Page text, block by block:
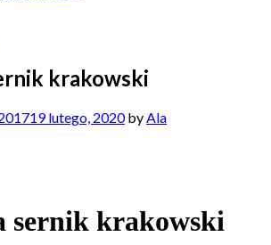
krakowski
19 lutego, 2020byAla
sernik krakowski